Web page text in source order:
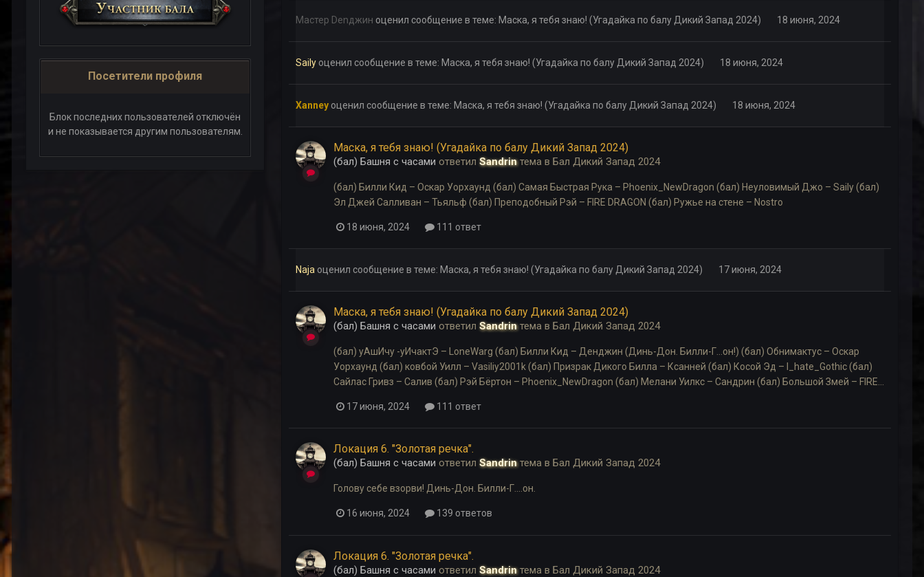
Посетители профиля
Блок последних пользователей отключён
и не показывается другим пользователям.
Мастер Denджин оценил сообщение в теме: Маска, я тебя знаю! (Угадайка по балу Дикий Запад 2024) 18 июня, 2024
Saily оценил сообщение в теме: Маска, я тебя знаю! (Угадайка по балу Дикий Запад 2024) 18 июня, 2024
Xanney оценил сообщение в теме: Маска, я тебя знаю! (Угадайка по балу Дикий Запад 2024) 18 июня, 2024
Маска, я тебя знаю! (Угадайка по балу Дикий Запад 2024)
(бал) Башня с часами ответил Sandrinтема в Бал Дикий Запад 2024
(бал) Билли Кид – Оскар Уорхаунд (бал) Самая Быстрая Рука – Phoenix_NewDragon (бал) Неуловимый Джо – Saily (бал)
Эл Джей Салливан – Тьяльф (бал) Преподобный Рэй – FIRE DRAGON (бал) Ружье на стене – Nostro
18 июня, 2024 111 ответ
Naja оценил сообщение в теме: Маска, я тебя знаю! (Угадайка по балу Дикий Запад 2024) 17 июня, 2024
Маска, я тебя знаю! (Угадайка по балу Дикий Запад 2024)
(бал) Башня с часами ответил Sandrinтема в Бал Дикий Запад 2024
(бал) уАшИчу -уИчактЭ – LoneWarg (бал) Билли Кид – Денджин (Динь-Дон. Билли-Г...он!) (бал) Обнимактус – Оскар
Уорхаунд (бал) ковбой Уилл – Vasiliy2001k (бал) Призрак Дикого Билла – Ксанней (бал) Косой Эд – I_hate_Gothic (бал)
Сайлас Гривз – Салив (бал) Рэй Бёртон – Phoenix_NewDragon (бал) Мелани Уилкс – Сандрин (бал) Большой Змей – FIRE...
17 июня, 2024 111 ответ
Локация 6. "Золотая речка".
(бал) Башня с часами ответил Sandrinтема в Бал Дикий Запад 2024
Голову себе взорви! Динь-Дон. Билли-Г....он.
16 июня, 2024 139 ответов
Локация 6. "Золотая речка".
(бал) Башня с часами ответил Sandrinтема в Бал Дикий Запад 2024